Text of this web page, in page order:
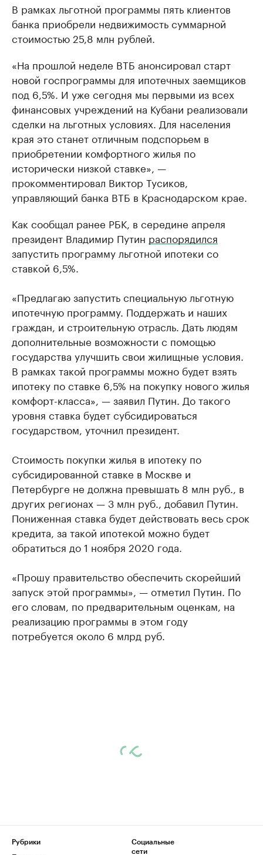
В рамках льготной программы пять клиентов
банка приобрели недвижимость суммарной
стоимостью 25,8 млн рублей.
«На прошлой неделе ВТБ анонсировал старт
новой госпрограммы для ипотечных заемщиков
под 6,5%. И уже сегодня мы первыми из всех
финансовых учреждений на Кубани реализовали
сделки на льготных условиях. Для населения
края это станет отличным подспорьем в
приобретении комфортного жилья по
исторически низкой ставке», —
прокомментировал Виктор Тусиков,
управляющий банка ВТБ в Краснодарском крае.
Как сообщал ранее РБК, в середине апреля
президент Владимир Путин распорядился
запустить программу льготной ипотеки со
ставкой 6,5%.
«Предлагаю запустить специальную льготную
ипотечную программу. Поддержать и наших
граждан, и строительную отрасль. Дать людям
дополнительные возможности с помощью
государства улучшить свои жилищные условия.
В рамках такой программы можно будет взять
ипотеку по ставке 6,5% на покупку нового жилья
комфорт-класса», — заявил Путин. До такого
уровня ставка будет субсидироваться
государством, уточнил президент.
Стоимость покупки жилья в ипотеку по
субсидированной ставке в Москве и
Петербурге не должна превышать 8 млн руб., в
других регионах — 3 млн руб., добавил Путин.
Пониженная ставка будет действовать весь срок
кредита, за такой ипотекой можно будет
обратиться до 1 ноября 2020 года.
«Прошу правительство обеспечить скорейший
запуск этой программы», — отметил Путин. По
его словам, по предварительным оценкам, на
реализацию программы в этом году
потребуется около 6 млрд руб.
Рубрики
Социальные
сети